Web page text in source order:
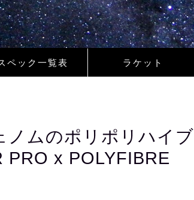
ペック一覧表 ラケット
ノムのポリポリハイブ
PRO x POLYFIBRE